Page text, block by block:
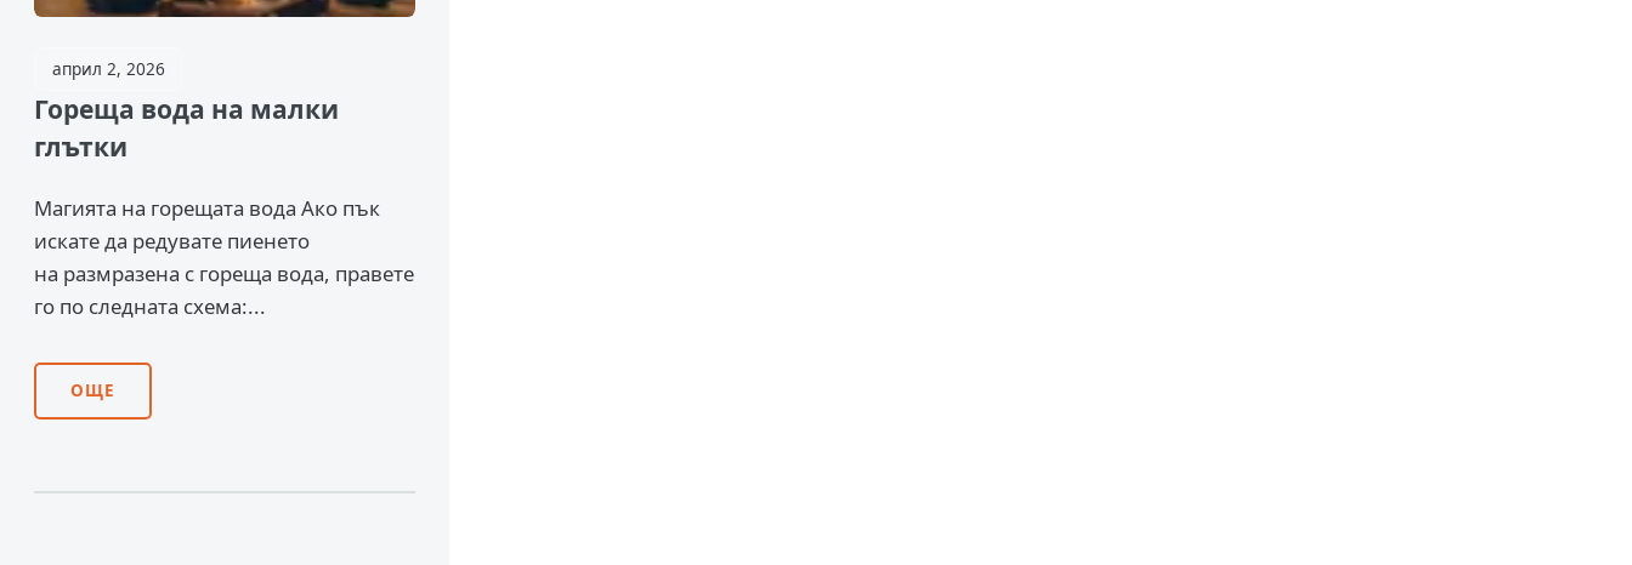
април 2, 2026
Гореща вода на малки
глътки
Магията на горещата вода Ако пък
искате да редувате пиенето
на размразена с гореща вода, правете
го по следната схема:...
ОЩЕ